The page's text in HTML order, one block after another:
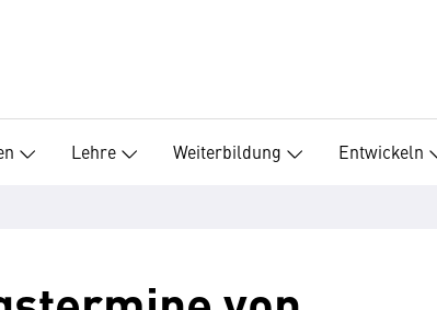
Lehre Weiterbildung Entwickeln